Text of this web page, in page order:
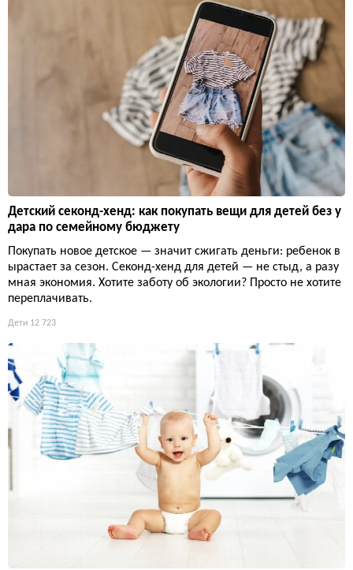
Детский секонд-хенд: как покупать вещи для детей без у
дара по семейному бюджету
Покупать новое детское — значит сжигать деньги: ребенок в
ырастает за сезон. Секонд-хенд для детей — не стыд, а разу
мная экономия. Хотите заботу об экологии? Просто не хотите
переплачивать.
Дети 12 723